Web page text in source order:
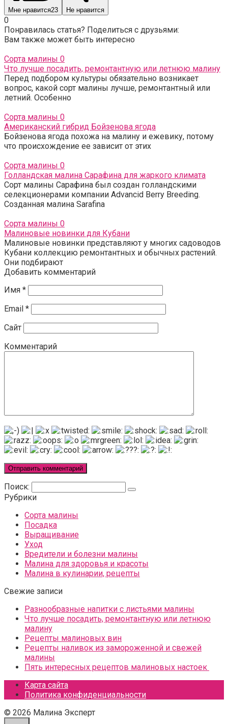
Мне нравится23 Не нравится
0
Понравилась статья? Поделиться с друзьями:
Вам также может быть интересно
Сорта малины 0
Что лучше посадить, ремонтантную или летнюю малину
Перед подбором культуры обязательно возникает
вопрос, какой сорт малины лучше, ремонтантный или
летний. Особенно
Сорта малины 0
Американский гибрид Бойзенова ягода
Бойзенова ягода похожа на малину и ежевику, потому
что происхождение ее зависит от этих
Сорта малины 0
Голландская малина Сарафина для жаркого климата
Сорт малины Сарафина был создан голландскими
селекционерами компании Advancid Berry Breeding.
Созданная малина Sarafina
Сорта малины 0
Малиновые новинки для Кубани
Малиновые новинки представляют у многих садоводов
Кубани коллекцию ремонтантных и обычных растений.
Они подбирают
Добавить комментарий
Имя *
Email *
Сайт
Комментарий
Поиск:
Рубрики
Сорта малины
Посадка
Выращивание
Уход
Вредители и болезни малины
Малина для здоровья и красоты
Малина в кулинарии, рецепты
Свежие записи
Разнообразные напитки с листьями малины
Что лучше посадить, ремонтантную или летнюю
малину
Рецепты малиновых вин
Рецепты наливок из замороженной и свежей
малины
Пять интересных рецептов малиновых настоек
Карта сайта
Политика конфиденциальности
© 2026 Малина Эксперт